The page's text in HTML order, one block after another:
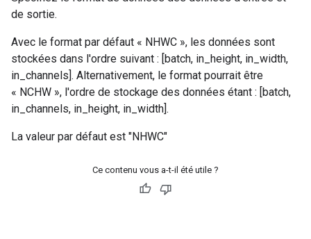
de sortie.
Avec le format par défaut « NHWC », les données sont
stockées dans l'ordre suivant : [batch, in_height, in_width,
in_channels]. Alternativement, le format pourrait être
« NCHW », l'ordre de stockage des données étant : [batch,
in_channels, in_height, in_width].
La valeur par défaut est "NHWC"
Ce contenu vous a-t-il été utile ?